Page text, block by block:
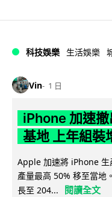
科技娛樂 生活娛樂
Vin 1 日
iPhone 加速
基地 上年組
Apple 加速將 iPhone 生
產量最高 50% 移至當地
長至 204...
閱讀全文